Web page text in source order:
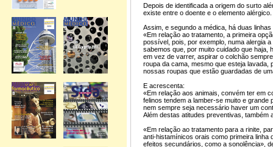
Depois de identificada a origem do surto
existe entre o doente e o elemento alérgico.
Assim, e segundo a médica, há duas
«Em relação ao tratamento, a primeira
possível, pois, por exemplo, numa alergia
sabemos que, por muito cuidado que
em vez de varrer, aspirar o colchão
roupa da cama, mesmo que esteja
nossas roupas que estão guardadas de
E acrescenta:
«Em relação aos animais, convém ter em
felinos tendem a lamber-se muito e
nem sempre seja necessário haver um
Além destas atitudes preventivas,
«Em relação ao tratamento para a rinite,
anti-histamínicos orais como primeira linha
efeitos secundários, como a sonolência»,